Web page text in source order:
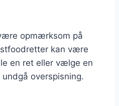
opmærksom på
kan være
en ret eller vælge en
overspisning.